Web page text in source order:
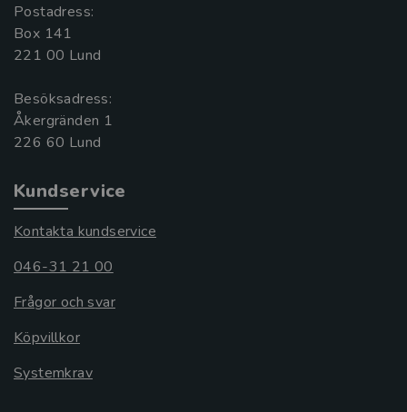
Postadress:
Box 141
221 00 Lund
Besöksadress:
Åkergränden 1
Kundservice
Kontakta kundservice
046-31 21 00
Frågor och svar
Köpvillkor
Systemkrav